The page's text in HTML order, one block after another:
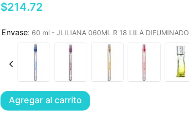
$214.72
: 60 ml - JLILIANA 060ML R 18 LILA DIFUMINADO
Agregar al carrito